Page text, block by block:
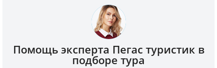
Помощь эксперта Пегас туристик в
подборе тура